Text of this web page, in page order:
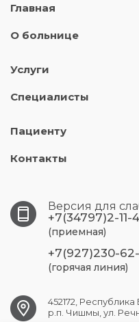
Главная
О больнице
Услуги
Специалисты
Пациенту
Контакты
Версия для
+7(34797)2-11-
(приемная)
+7(927)230-
(горячая линия)
452172,
р.п. Чишмы, ул.